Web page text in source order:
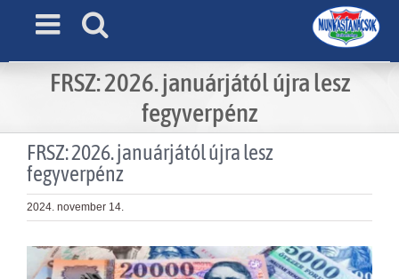
FRSZ: 2026. januárjától újra lesz
fegyverpénz
FRSZ: 2026. januárjától újra lesz
fegyverpénz
2024. november 14.
View
Larger